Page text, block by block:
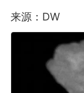
来源：DW